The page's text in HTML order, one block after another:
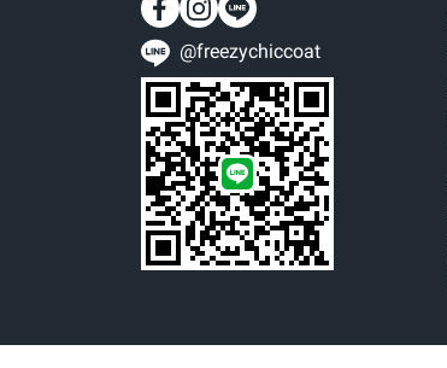
@freezychiccoat